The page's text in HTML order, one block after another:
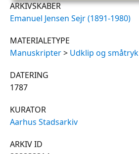
ARKIVSKABER
Emanuel Jensen Sejr (1891-1980)
MATERIALETYPE
Manuskripter> Udklip og småtryk
DATERING
1787
KURATOR
Aarhus Stadsarkiv
ARKIV ID